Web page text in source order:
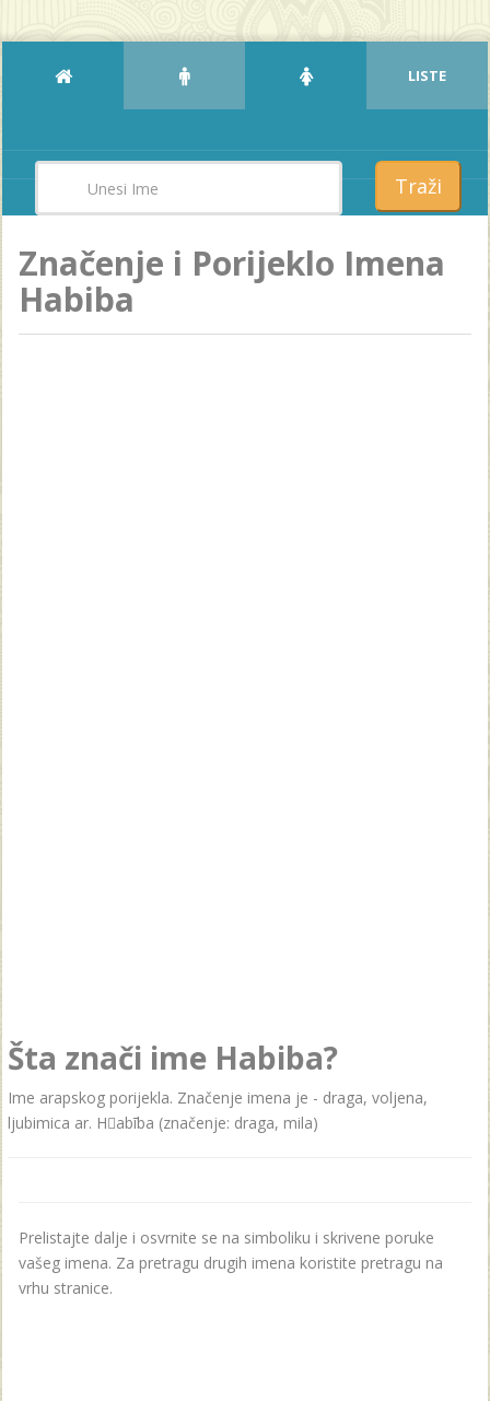
LISTE
Traži
Značenje i Porijeklo Imena
Habiba
Šta znači ime Habiba?
Ime arapskog porijekla. Značenje imena je - draga, voljena,
ljubimica ar. Habība (značenje: draga, mila)
Prelistajte dalje i osvrnite se na simboliku i skrivene poruke
vašeg imena. Za pretragu drugih imena koristite pretragu na
vrhu stranice.